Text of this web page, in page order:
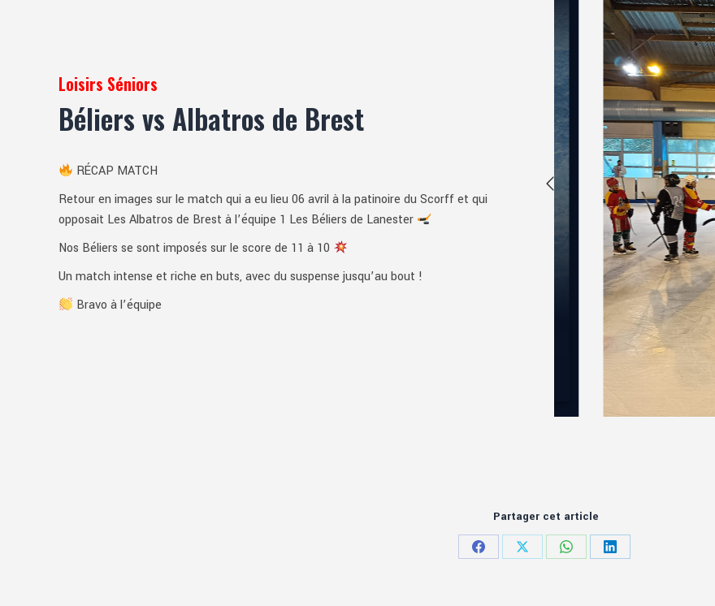
Loisirs Séniors
Béliers vs Albatros de Brest
RÉCAP MATCH
Retour en images sur le match qui a eu lieu 06 avril à la patinoire du Scorff et qui
opposait Les Albatros de Brest à l’équipe 1 Les Béliers de Lanester
Nos Béliers se sont imposés sur le score de 11 à 10
Un match intense et riche en buts, avec du suspense jusqu’au bout !
Bravo à l’équipe
Partager cet article
PartagerPartagerPartagerPartager